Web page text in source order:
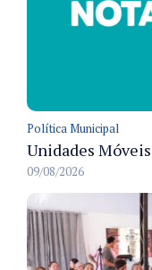
Política Municipal
09/08/2026